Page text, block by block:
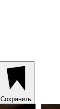
Сохранить